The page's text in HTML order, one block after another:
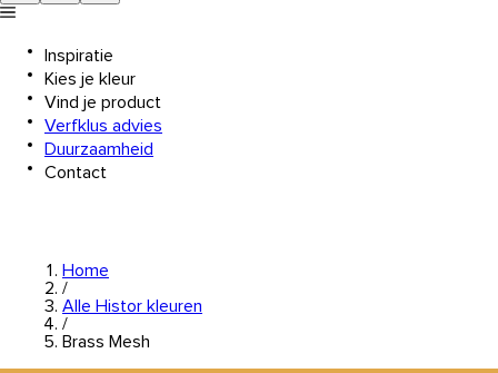
Inspiratie
Kies je kleur
Vind je product
Verfklus advies
Duurzaamheid
Contact
Home
/
Alle Histor kleuren
/
Brass Mesh